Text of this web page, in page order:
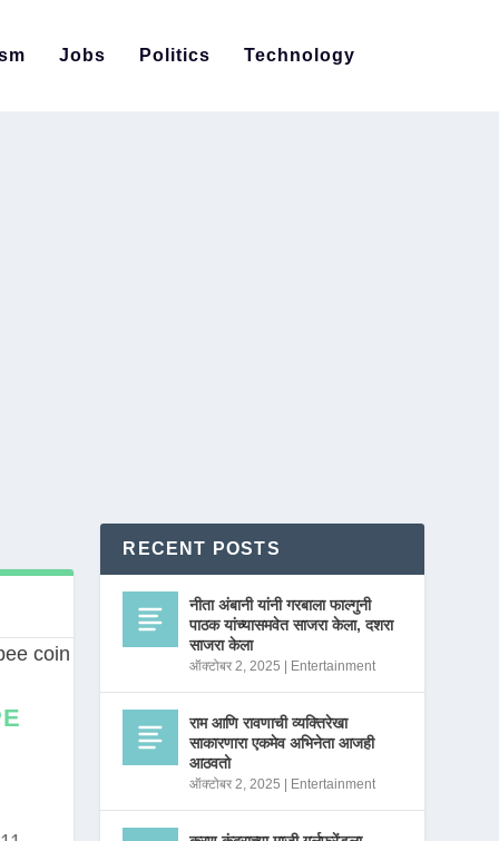
Jobs Politics Technology
RECENT POSTS
नीता अंबानी यांनी गरबाला फाल्गुनी
पाठक यांच्यासमवेत साजरा केला, दशरा
साजरा केला
ऑक्टोबर 2, 2025 Entertainment
राम आणि रावणाची व्यक्तिरेखा
साकारणारा एकमेव अभिनेता आजही
आठवतो
ऑक्टोबर 2, 2025 Entertainment